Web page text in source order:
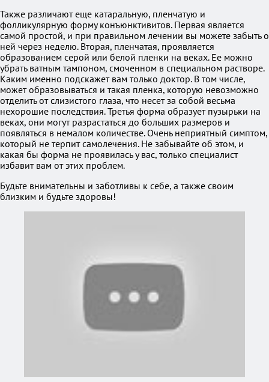
Также различают еще катаральную, пленчатую и
фолликулярную форму конъюнктивитов. Первая является
самой простой, и при правильном лечении вы можете забыть о
ней через неделю. Вторая, пленчатая, проявляется
образованием серой или белой пленки на веках. Ее можно
убрать ватным тампоном, смоченном в специальном растворе.
Каким именно подскажет вам только доктор. В том числе,
может образовываться и такая пленка, которую невозможно
отделить от слизистого глаза, что несет за собой весьма
нехорошие последствия. Третья форма образует пузырьки на
веках, они могут разрастаться до больших размеров и
появляться в немалом количестве. Очень неприятный симптом,
который не терпит самолечения. Не забывайте об этом, и
какая бы форма не проявилась у вас, только специалист
избавит вам от этих проблем.
Будьте внимательны и заботливы к себе, а также своим
близким и будьте здоровы!